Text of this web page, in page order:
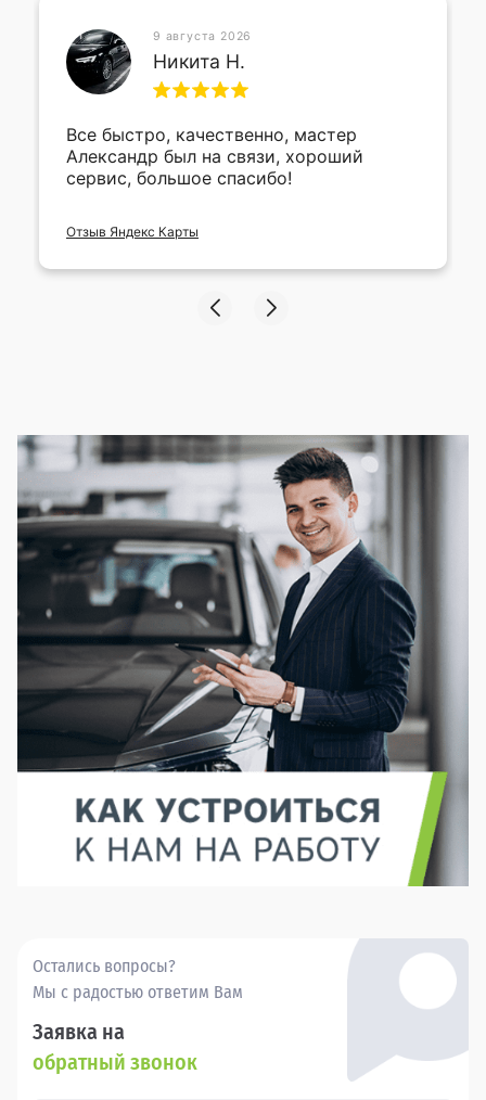
9 августа 2026
Никита Н.
Все быстро, качественно, мастер
Александр был на связи, хороший
сервис, большое спасибо!
Отзыв Яндекс Карты
Остались вопросы?
Мы с радостью ответим Вам
Заявка на
обратный звонок